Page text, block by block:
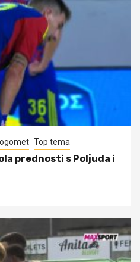
Top tema
prednosti s Poljuda i